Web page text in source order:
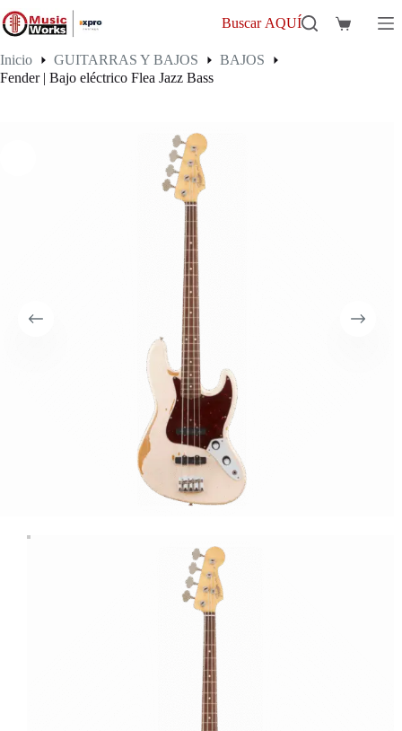
al
contenido
Buscar AQUÍ
Carro
Inicio GUITARRAS Y BAJOS
BAJOS
Fender | Bajo eléctrico Flea Jazz Bass